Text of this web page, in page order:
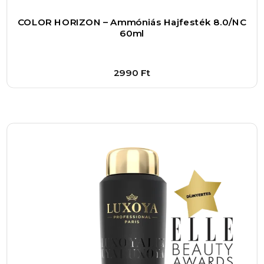
hosszú órákat eltölteni a hajfestéssel. A festék
jól keverhető a megfelelő oxidáló krémmel, ami
Ez a hajfesték különösen ajánlott azok
számára, akik szeretnének változtatni
megjelenésükön, akár egy különleges
alkalomra, akár a mindennapok során. A tartós,
magabiztosabbnak érezheted magad,
COLOR HORIZON – Ammóniás Hajfesték 8.0/NC
60ml
2990 Ft
Kosárba